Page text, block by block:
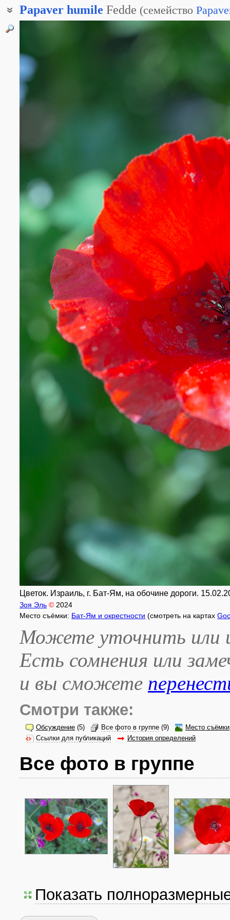
Papaver humile Fedde (семейство
Цветок. Израиль, г. Бат-Ям, на обочине дороги.
Зоя Эль © 2024
Место съёмки: Бат-Ям и окрестности (смотреть на картах
Можете уточнить или
Есть сомнения или
и вы сможете
Смотри также:
Обсуждение (5) Все фото в группе (9)
Место съёмки
Ссылки для публикаций
История определений
Все фото в группе
Показать